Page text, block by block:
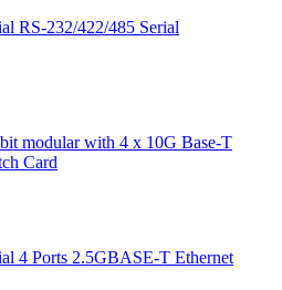
RS-232/422/485 Serial
modular with 4 x 10G Base-T
Card
4 Ports 2.5GBASE-T Ethernet